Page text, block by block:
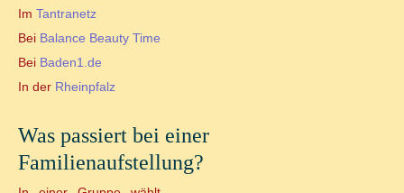
Im Tantranetz
Bei Balance Beauty Time
Bei Baden1.de
In der Rheinpfalz
Was passiert bei einer
Familienaufstellung?